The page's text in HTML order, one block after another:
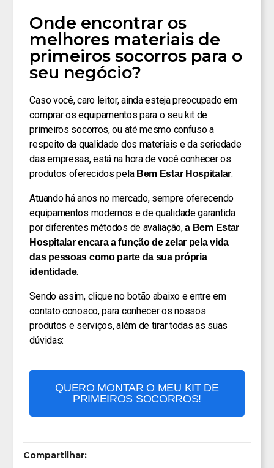
Onde encontrar os
melhores materiais de
primeiros socorros para o
seu negócio?
Caso você, caro leitor, ainda esteja preocupado em
comprar os equipamentos para o seu kit de
primeiros socorros, ou até mesmo confuso a
respeito da qualidade dos materiais e da seriedade
das empresas, está na hora de você conhecer os
produtos oferecidos pela Bem Estar Hospitalar.
Atuando há anos no mercado, sempre oferecendo
equipamentos modernos e de qualidade garantida
por diferentes métodos de avaliação,a Bem Estar
Hospitalar encara a função de zelar pela vida
das pessoas como parte da sua própria
identidade.
Sendo assim, clique no botão abaixo e entre em
contato conosco, para conhecer os nossos
produtos e serviços, além de tirar todas as suas
dúvidas:
QUERO MONTAR O MEU KIT DE
PRIMEIROS SOCORROS!
Compartilhar: